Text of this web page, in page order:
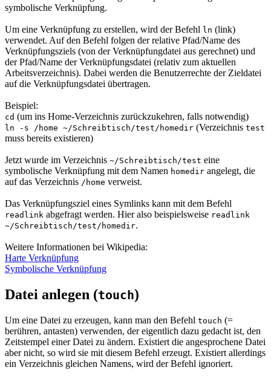
symbolische Verknüpfung.
Um eine Verknüpfung zu erstellen, wird der Befehl ln (link)
verwendet. Auf den Befehl folgen der relative Pfad/Name des
Verknüpfungsziels (von der Verknüpfungdatei aus gerechnet) und
der Pfad/Name der Verknüpfungsdatei (relativ zum aktuellen
Arbeitsverzeichnis). Dabei werden die Benutzerrechte der Zieldatei
auf die Verknüpfungsdatei übertragen.
Beispiel:
cd (um ins Home-Verzeichnis zurückzukehren, falls notwendig)
ln -s /home ~/Schreibtisch/test/homedir (Verzeichnis test
muss bereits existieren)
Jetzt wurde im Verzeichnis ~/Schreibtisch/test eine
symbolische Verknüpfung mit dem Namen homedir angelegt, die
auf das Verzeichnis /home verweist.
Das Verknüpfungsziel eines Symlinks kann mit dem Befehl
readlink abgefragt werden. Hier also beispielsweise readlink
~/Schreibtisch/test/homedir.
Weitere Informationen bei Wikipedia:
Harte Verknüpfung
Symbolische Verknüpfung
Datei anlegen (touch)
Um eine Datei zu erzeugen, kann man den Befehl touch (=
berühren, antasten) verwenden, der eigentlich dazu gedacht ist, den
Zeitstempel einer Datei zu ändern. Existiert die angesprochene Datei
aber nicht, so wird sie mit diesem Befehl erzeugt. Existiert allerdings
ein Verzeichnis gleichen Namens, wird der Befehl ignoriert.